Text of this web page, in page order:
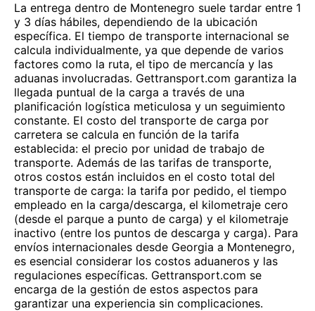
La entrega dentro de Montenegro suele tardar entre 1
y 3 días hábiles, dependiendo de la ubicación
específica. El tiempo de transporte internacional se
calcula individualmente, ya que depende de varios
factores como la ruta, el tipo de mercancía y las
aduanas involucradas. Gettransport.com garantiza la
llegada puntual de la carga a través de una
planificación logística meticulosa y un seguimiento
constante. El costo del transporte de carga por
carretera se calcula en función de la tarifa
establecida: el precio por unidad de trabajo de
transporte. Además de las tarifas de transporte,
otros costos están incluidos en el costo total del
transporte de carga: la tarifa por pedido, el tiempo
empleado en la carga/descarga, el kilometraje cero
(desde el parque a punto de carga) y el kilometraje
inactivo (entre los puntos de descarga y carga). Para
envíos internacionales desde Georgia a Montenegro,
es esencial considerar los costos aduaneros y las
regulaciones específicas. Gettransport.com se
encarga de la gestión de estos aspectos para
garantizar una experiencia sin complicaciones.